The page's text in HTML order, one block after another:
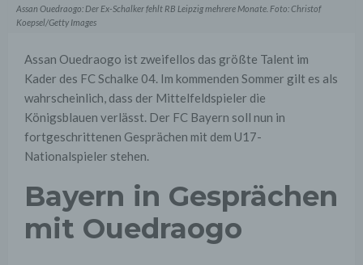
Assan Ouedraogo: Der Ex-Schalker fehlt RB Leipzig mehrere Monate. Foto: Christof
Koepsel/Getty Images
Assan Ouedraogo ist zweifellos das größte Talent im
Kader des FC Schalke 04. Im kommenden Sommer gilt es als
wahrscheinlich, dass der Mittelfeldspieler die
Königsblauen verlässt. Der FC Bayern soll nun in
fortgeschrittenen Gesprächen mit dem U17-
Nationalspieler stehen.
Bayern in Gesprächen
mit Ouedraogo